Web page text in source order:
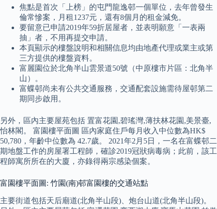
焦點是首次「上榜」的屯門龍逸邨一個單位，去年曾發生
倫常慘案，月租1237元，還有8個月的租金減免。
要留意已申請2019年59折居屋者，並表明願意「一表兩
抽」者，不用再提交申請。
本頁顯示的樓盤說明和相關信息均由地產代理或業主或第
三方提供的樓盤資料。
富麗園位於北角半山雲景道50號（中原樓市片區：北角半
山）。
富蝶邨尚未有公共交通服務，交通配套設施需待屋邨第二
期同步啟用。
另外，區內主要屋苑包括 置富花園,碧瑤灣,薄扶林花園,美景臺,
怡林閣。 富園樓平面圖 區內家庭住戶每月收入中位數為HK$
50,780，年齡中位數為 42.7歲。 2021年2月5日，一名在富蝶邨二
期地盤工作的房屋署工程師，確診2019冠狀病毒病；此前，該工
程師寓所所在的大廈，亦錄得兩宗感染個案。
富園樓平面圖: 竹園(南)邨富園樓的交通站點
主要街道包括天后廟道(北角半山段)、炮台山道(北角半山段)。